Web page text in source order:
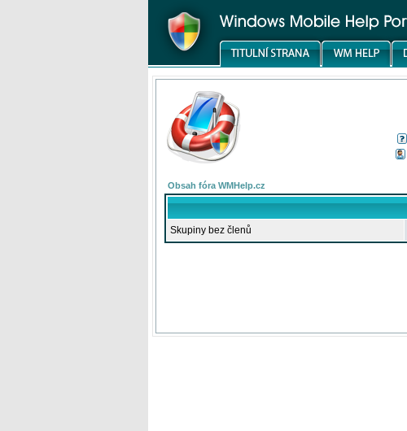
Obsah fóra WMHelp.cz
Skupiny bez členů